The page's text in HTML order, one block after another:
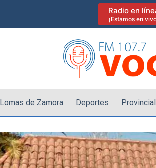
Radio en
¡Estamos en
Lomas de Zamora Deportes